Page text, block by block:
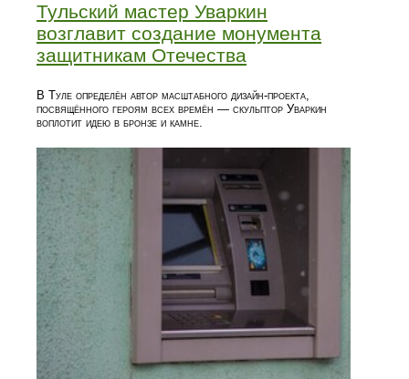
Тульский мастер Уваркин
возглавит создание монумента
защитникам Отечества
В Туле определён автор масштабного дизайн-проекта,
посвящённого героям всех времён — скульптор Уваркин
воплотит идею в бронзе и камне.